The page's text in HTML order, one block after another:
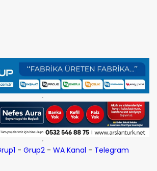
- Grup2- WA Kanal - Telegram